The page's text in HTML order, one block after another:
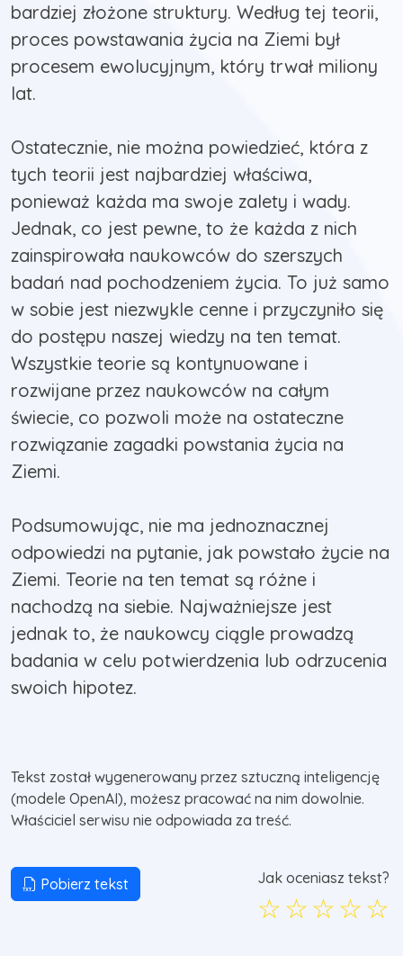
bardziej złożone struktury. Według tej teorii,
proces powstawania życia na Ziemi był
procesem ewolucyjnym, który trwał miliony
lat.
Ostatecznie, nie można powiedzieć, która z
tych teorii jest najbardziej właściwa,
ponieważ każda ma swoje zalety i wady.
Jednak, co jest pewne, to że każda z nich
zainspirowała naukowców do szerszych
badań nad pochodzeniem życia. To już samo
w sobie jest niezwykle cenne i przyczyniło się
do postępu naszej wiedzy na ten temat.
Wszystkie teorie są kontynuowane i
rozwijane przez naukowców na całym
świecie, co pozwoli może na ostateczne
rozwiązanie zagadki powstania życia na
Ziemi.
Podsumowując, nie ma jednoznacznej
odpowiedzi na pytanie, jak powstało życie na
Ziemi. Teorie na ten temat są różne i
nachodzą na siebie. Najważniejsze jest
jednak to, że naukowcy ciągle prowadzą
badania w celu potwierdzenia lub odrzucenia
swoich hipotez.
Tekst został wygenerowany przez sztuczną inteligencję
(modele OpenAI), możesz pracować na nim dowolnie.
Właściciel serwisu nie odpowiada za treść.
Pobierz tekst Jak oceniasz tekst?
☆
☆
☆
☆
☆